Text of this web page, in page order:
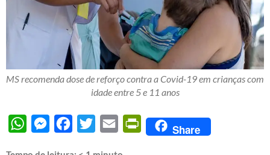
MS recomenda dose de reforço contra a Covid-19 em crianças com
idade entre 5 e 11 anos
WhatsAppMessengerFacebook
Twitter Email PrintFriendly
Share